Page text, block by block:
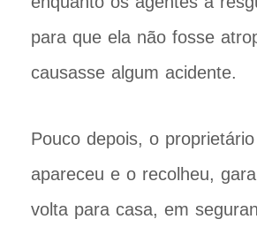
para que ela não fosse
causasse algum acidente.
Pouco depois, o
apareceu e o recolheu,
volta para casa, em